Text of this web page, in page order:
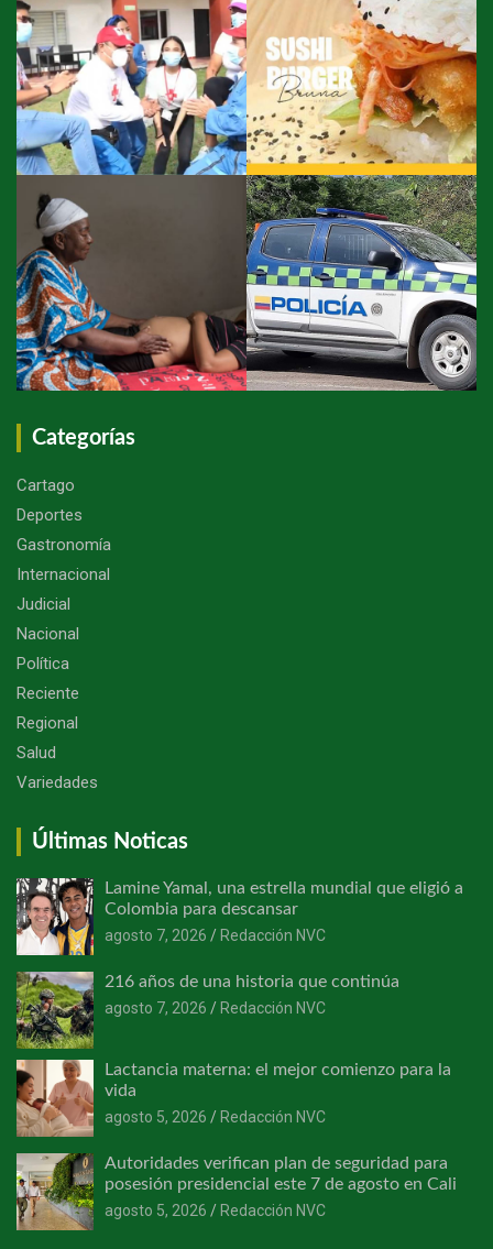
Categorías
Cartago
Deportes
Gastronomía
Internacional
Judicial
Nacional
Política
Reciente
Regional
Salud
Variedades
Últimas Noticas
Lamine Yamal, una estrella mundial que eligió a
Colombia para descansar
agosto 7, 2026
Redacción NVC
216 años de una historia que continúa
agosto 7, 2026
Redacción NVC
Lactancia materna: el mejor comienzo para la
vida
agosto 5, 2026
Redacción NVC
Autoridades verifican plan de seguridad para
posesión presidencial este 7 de agosto en Cali
agosto 5, 2026
Redacción NVC